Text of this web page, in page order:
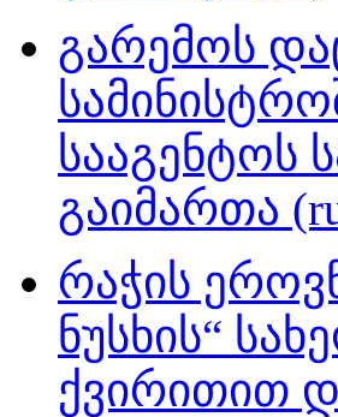
გარემოს
სააგენტოს
გაიმართა
რაჭის
ნუსხის“
ქვირითით